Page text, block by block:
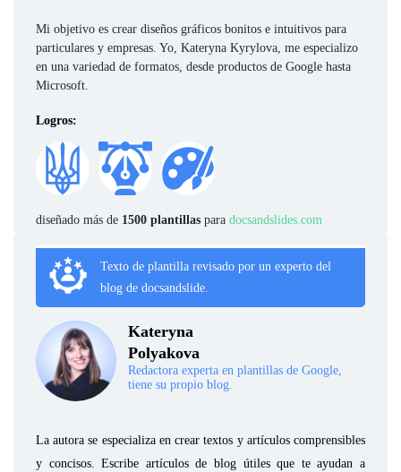
Mi objetivo es crear diseños gráficos bonitos e intuitivos para
particulares y empresas. Yo, Kateryna Kyrylova, me especializo
en una variedad de formatos, desde productos de Google hasta
Microsoft.
Logros:
diseñado más de 1500 plantillas para docsandslides.com
Texto de plantilla revisado por un experto del
blog de docsandslide.
Kateryna
Polyakova
Redactora experta en plantillas de Google,
tiene su propio blog.
La autora se especializa en crear textos y artículos comprensibles
y concisos. Escribe artículos de blog útiles que te ayudan a